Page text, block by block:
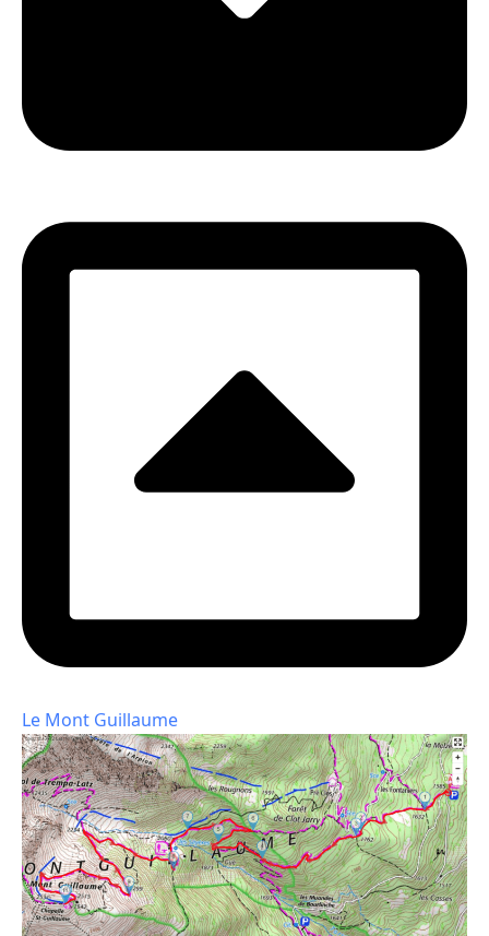
Le Mont Guillaume